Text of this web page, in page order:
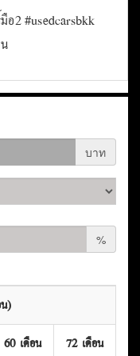
อสอง #เบนซ์มือ
นซ์
ขายรถเบนซ์ #รถ
าร
2 #usedcarsbkk
บาท